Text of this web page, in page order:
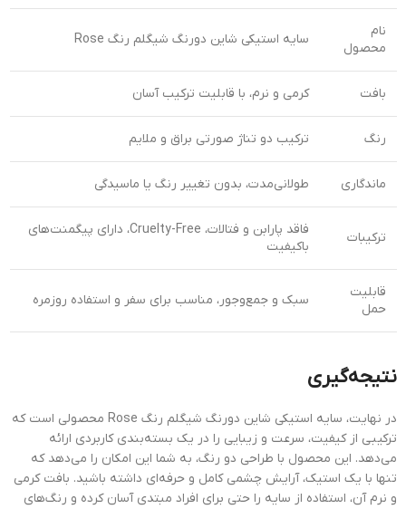
نام
محصول
سایه استیکی شاین دورنگ شیگلم رنگ Rose
بافت کرمی و نرم، با قابلیت ترکیب آسان
رنگ ترکیب دو تناژ صورتی براق و ملایم
ماندگاری طولانی‌مدت، بدون تغییر رنگ یا ماسیدگی
ترکیبات
فاقد پارابن و فتالات، Cruelty-Free، دارای پیگمنت‌های
باکیفیت
قابلیت
حمل
سبک و جمع‌وجور، مناسب برای سفر و استفاده روزمره
نتیجه‌گیری
در نهایت، سایه استیکی شاین دورنگ شیگلم رنگ Rose محصولی است که
ترکیبی از کیفیت، سرعت و زیبایی را در یک بسته‌بندی کاربردی ارائه
می‌دهد. این محصول با طراحی دو رنگ، به شما این امکان را می‌دهد که
تنها با یک استیک، آرایش چشمی کامل و حرفه‌ای داشته باشید. بافت کرمی
و نرم آن، استفاده از سایه را حتی برای افراد مبتدی آسان کرده و رنگ‌های